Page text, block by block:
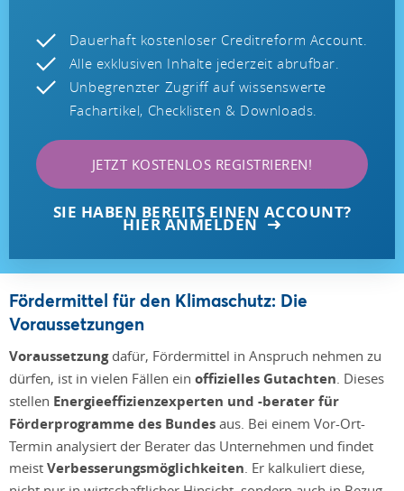
Dauerhaft kostenloser Creditreform Account.
Alle exklusiven Inhalte jederzeit abrufbar.
Unbegrenzter Zugriff auf wissenswerte
Fachartikel, Checklisten & Downloads.
JETZT KOSTENLOS REGISTRIEREN!
SIE HABEN BEREITS EINEN ACCOUNT?
HIER ANMELDEN
Fördermittel für den Klimaschutz: Die
Voraussetzungen
Voraussetzungdafür, Fördermittel in Anspruch nehmen zu
dürfen, ist in vielen Fällen ein offizielles Gutachten . Dieses
stellen Energieeffizienzexperten und -berater für
Förderprogramme des Bundes aus. Bei einem Vor-Ort-
Termin analysiert der Berater das Unternehmen und findet
meist Verbesserungsmöglichkeiten . Er kalkuliert diese,